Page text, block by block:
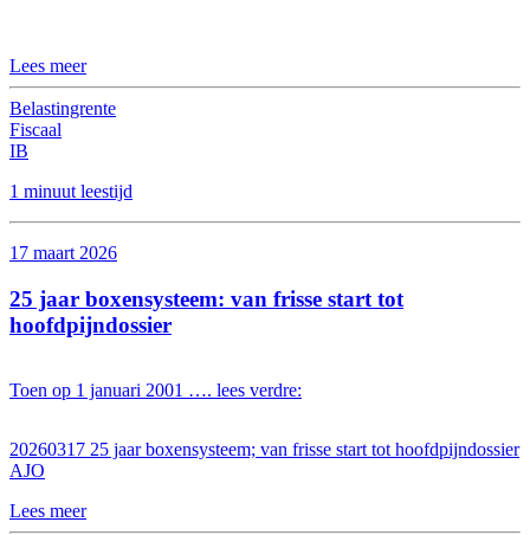
Lees meer
Belastingrente
Fiscaal
IB
1 minuut leestijd
17 maart 2026
25 jaar boxensysteem: van frisse start tot
hoofdpijndossier
Toen op 1 januari 2001 …. lees verdre:
20260317 25 jaar boxensysteem; van frisse start tot hoofdpijndossier
AJO
Lees meer